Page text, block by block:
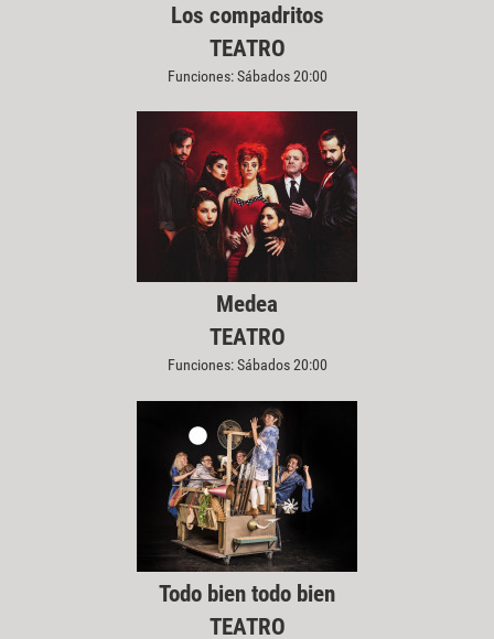
Los compadritos
TEATRO
Funciones: Sábados 20:00
Medea
TEATRO
Funciones: Sábados 20:00
Todo bien todo bien
TEATRO